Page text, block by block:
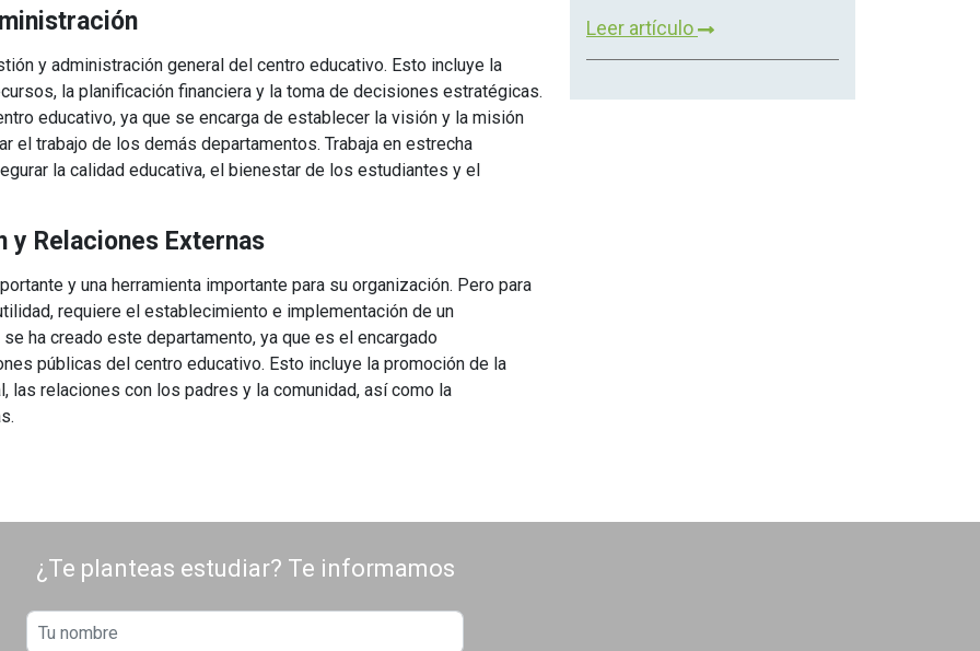
y administración general del centro educativo. Esto incluye la
la planificación financiera y la toma de decisiones estratégicas.
educativo, ya que se encarga de establecer la visión y la misión
el trabajo de los demás departamentos. Trabaja en estrecha
la calidad educativa, el bienestar de los estudiantes y el
y Relaciones Externas
y una herramienta importante para su organización. Pero para
requiere el establecimiento e implementación de un
se ha creado este departamento, ya que es el encargado
públicas del centro educativo. Esto incluye la promoción de la
las relaciones con los padres y la comunidad, así como la
Leer artículo
¿Te planteas estudiar? Te informamos